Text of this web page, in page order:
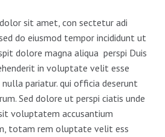
sit amet, con sectetur adi
do eiusmod tempor incididunt ut
dolore magna aliqua perspi Duis
in voluptate velit esse
pariatur. qui officia deserunt
Sed dolore ut perspi ciatis unde
voluptatem accusantium
totam rem oluptate velit ess